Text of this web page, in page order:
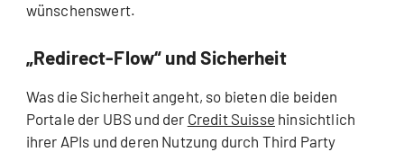
wünschenswert.
„Redirect-Flow“ und Sicherheit
Was die Sicherheit angeht, so bieten die beiden
Portale der UBS und der Credit Suisse hinsichtlich
ihrer APIs und deren Nutzung durch Third Party